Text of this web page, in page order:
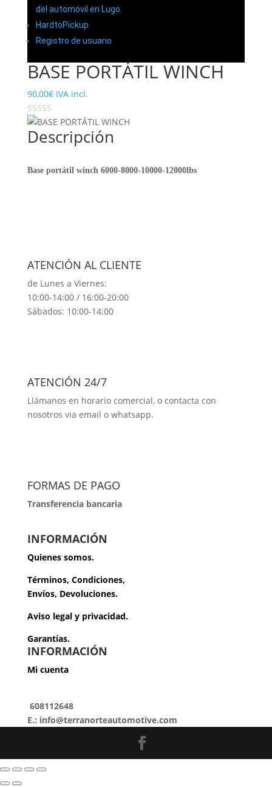
del automóvil en Lugo.
HardtoPickup
Registro de usuario
BASE PORTÁTIL WINCH
90,00€ IVA incl.
Descripción
Base portátil winch 6000-8000-10000-12000lbs
ATENCIÓN AL CLIENTE
de Lunes a Viernes:
10:00-14:00 / 16:00-20:00
Sábados: 10:00-14:00
ATENCIÓN 24/7
Llámanos en horario comercial, o contacta con
nosotros via email o whatsapp.
FORMAS DE PAGO
Transferencia bancaria
INFORMACIÓN
Quienes somos.
Términos, Condiciones,
Envíos, Devoluciones.
Aviso legal y privacidad.
Garantías.
INFORMACIÓN
Mi cuenta
608112648
E.: info@terranorteautomotive.com